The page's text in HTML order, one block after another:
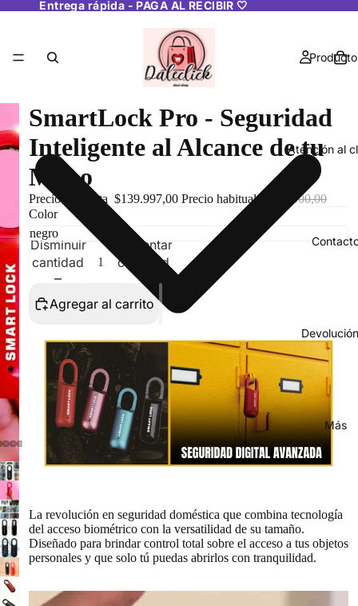
Entrega rápida - PAGA AL RECIBIR 🤍
Atención al
Más
SmartLock Pro - Seguridad
Inteligente al Alcance de tu
Mano
Precio de oferta $139.997,00 Precio habitual
$200.000,00
Color
Disminuir
cantidad
Aumentar
cantidad
Agregar al carrito
La revolución en seguridad doméstica que combina tecnología
del acceso biométrico con la versatilidad de su tamaño.
Diseñado para brindar control total sobre el acceso a tus objetos
personales y que solo tú puedas abrirlos con tranquilidad.